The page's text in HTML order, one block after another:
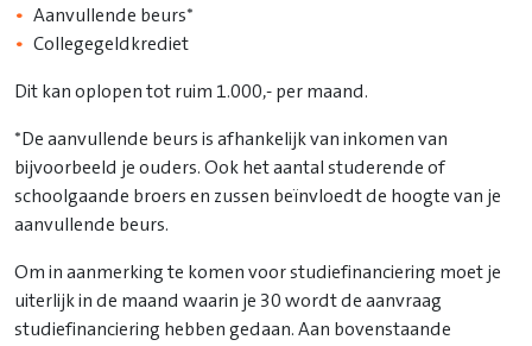
Aanvullende beurs*
Collegegeldkrediet
Dit kan oplopen tot ruim 1.000,- per maand.
*De aanvullende beurs is afhankelijk van inkomen van
bijvoorbeeld je ouders. Ook het aantal studerende of
schoolgaande broers en zussen beïnvloedt de hoogte van je
aanvullende beurs.
Om in aanmerking te komen voor studiefinanciering moet je
uiterlijk in de maand waarin je 30 wordt de aanvraag
studiefinanciering hebben gedaan. Aan bovenstaande